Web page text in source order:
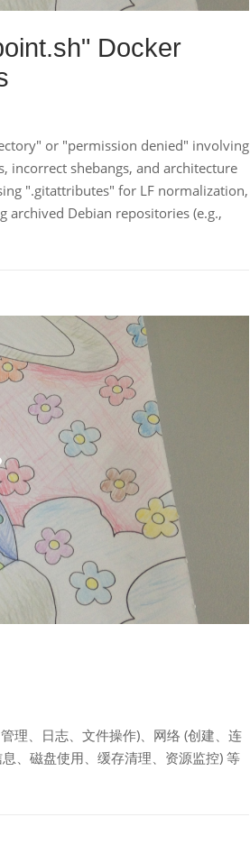
Docker
or "permission denied" involving
incorrect shebangs, and architecture
".gitattributes" for LF normalization,
Debian repositories (e.g.,
理、日志、文件操作)、网络 (创建、连
、磁盘使用、缓存清理、资源监控) 等